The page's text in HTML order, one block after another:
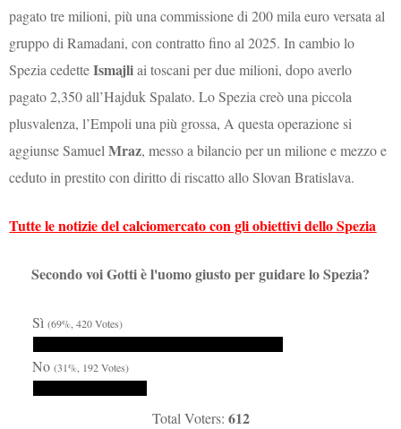
pagato tre milioni, più una commissione di 200 mila euro versata al
gruppo di Ramadani, con contratto fino al 2025. In cambio lo
Spezia cedetteIsmajliai toscani per due milioni, dopo averlo
pagato 2,350 all’Hajduk Spalato. Lo Spezia creò una piccola
plusvalenza, l’Empoli una più grossa, A questa operazione si
aggiunse SamuelMraz, messo a bilancio per un milione e mezzo e
ceduto in prestito con diritto di riscatto allo Slovan Bratislava.
Tutte le notizie del calciomercato con gli obiettivi dello Spezia
Secondo voi Gotti è l'uomo giusto per guidare lo Spezia?
Sì(69%, 420 Votes)
No(31%, 192 Votes)
Total Voters: 612